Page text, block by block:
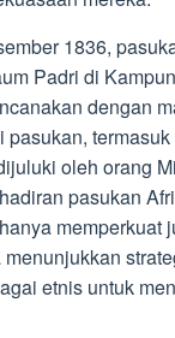
1836,
Padri di
dengan
oleh orang
pasukan
memperkuat
etnis untuk